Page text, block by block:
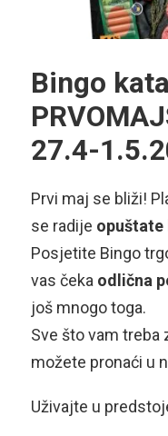
Bingo
27.4-
Prvi maj se bliži!
se radije opuštate
Posjetite Bingo
vas čeka odlična
još mnogo toga.
Sve što vam treba
možete pronaći u
Uživajte u